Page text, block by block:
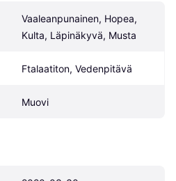
Vaaleanpunainen, Hopea,
Kulta, Läpinäkyvä, Musta
Ftalaatiton, Vedenpitävä
Muovi